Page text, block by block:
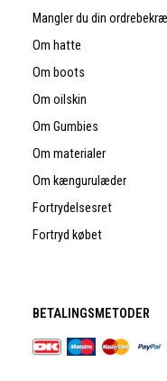
Mangler du din
Om hatte
Om boots
Om oilskin
Om Gumbies
Om materialer
Om kængurulæder
Fortrydelsesret
Fortryd købet
BETALINGSMETODER